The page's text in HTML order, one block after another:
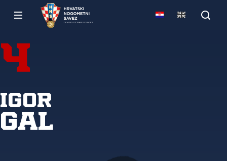
4
Igor
Gal